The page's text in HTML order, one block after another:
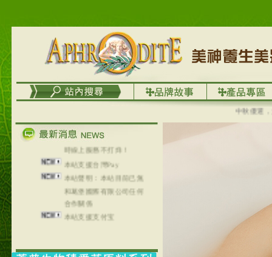
中秋優選，大
在外租屋者、居住處無管
理員、不方便在工作地點
取件者，歡迎多多使用
【郵局i郵箱】的服務喔～
【i郵箱】設立的地點，請
進入內頁連結～
Line@aphrodite2020 24小
時線上服務不打烊！
本站支援台灣Pay
本站聲明：本站目前已無
和葛堡國際有限公司任何
合作關係
本站支援支付宝
2017年1月1日起，中国大